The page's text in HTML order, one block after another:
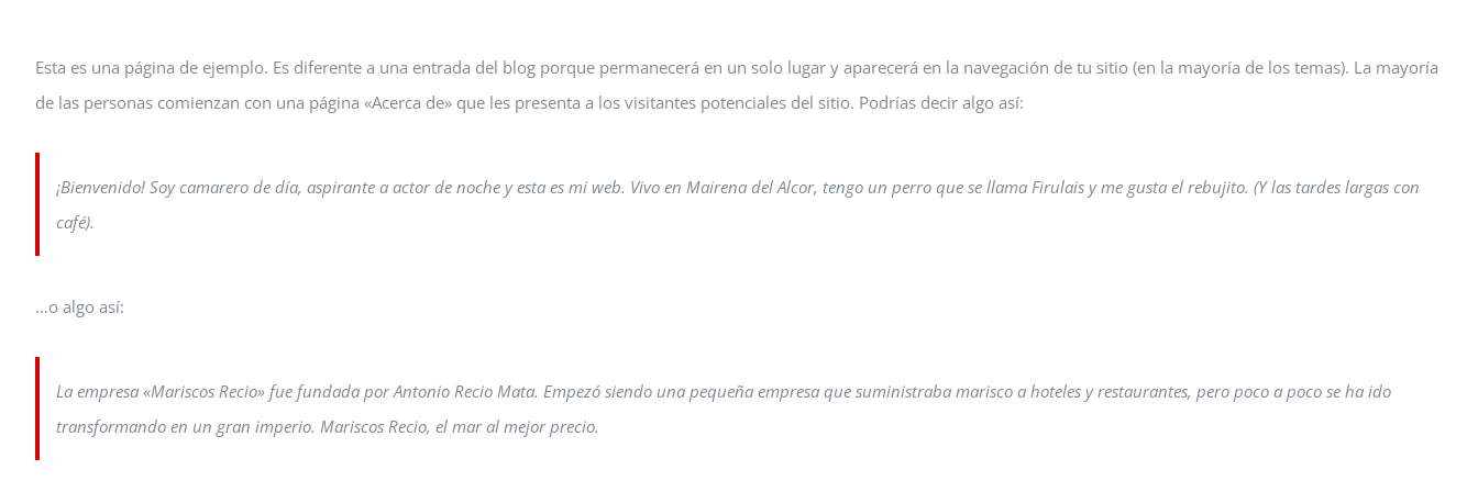
Esta es una página de ejemplo. Es diferente a una entrada del blog porque permanecerá en un solo lugar y aparecerá en la navegación de tu sitio (en la mayoría de los temas). La mayoría
de las personas comienzan con una página «Acerca de» que les presenta a los visitantes potenciales del sitio. Podrías decir algo así:
¡Bienvenido! Soy camarero de día, aspirante a actor de noche y esta es mi web. Vivo en Mairena del Alcor, tengo un perro que se llama Firulais y me gusta el rebujito. (Y las tardes largas con
café).
…o algo así:
La empresa «Mariscos Recio» fue fundada por Antonio Recio Mata. Empezó siendo una pequeña empresa que suministraba marisco a hoteles y restaurantes, pero poco a poco se ha ido
transformando en un gran imperio. Mariscos Recio, el mar al mejor precio.